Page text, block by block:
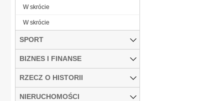
W skrócie
W skrócie
SPORT
BIZNES I FINANSE
RZECZ O HISTORII
NIERUCHOMOŚCI